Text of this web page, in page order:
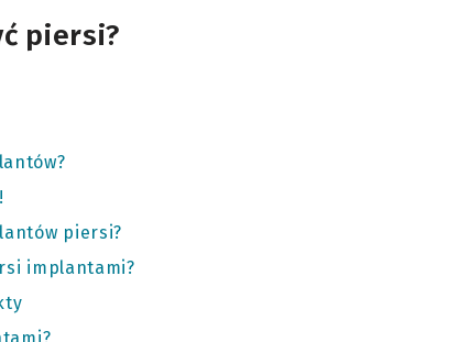
piersi?
piersi?
implantami?